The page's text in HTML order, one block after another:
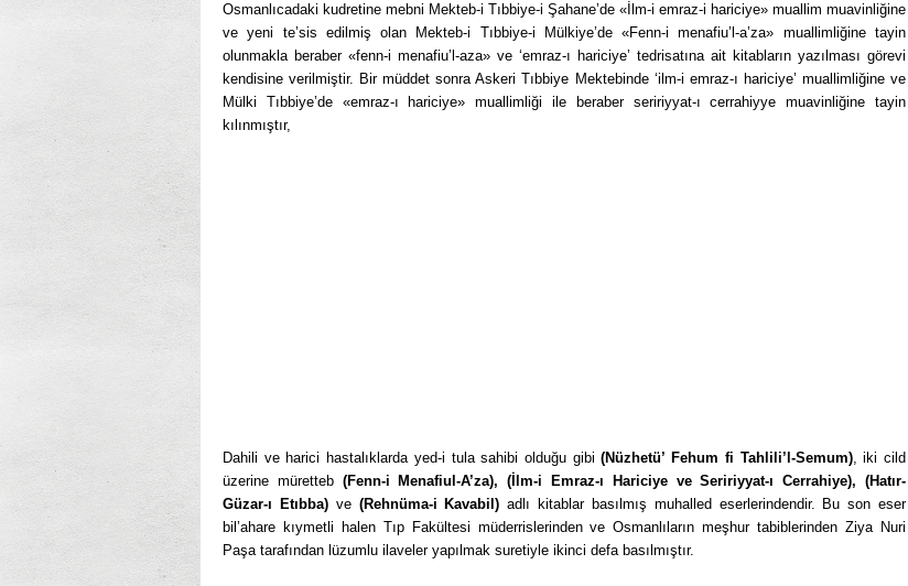
Osmanlıcadaki kudretine mebni Mekteb-i Tıbbiye-i Şahane’de «İlm-i emraz-i hariciye» muallim muavinliğine
ve yeni te’sis edilmiş olan Mekteb-i Tıbbiye-i Mülkiye’de «Fenn-i menafiu’l-a’za» muallimliğine tayin
olunmakla beraber «fenn-i menafiu’l-aza» ve ‘emraz-ı hariciye’ tedrisatına ait kitabların yazılması görevi
kendisine verilmiştir. Bir müddet sonra Askeri Tıbbiye Mektebinde ‘ilm-i emraz-ı hariciye’ muallimliğine ve
Mülki Tıbbiye’de «emraz-ı hariciye» muallimliği ile beraber seririyyat-ı cerrahiyye muavinliğine tayin
kılınmıştır,
Dahili ve harici hastalıklarda yed-i tula sahibi olduğu gibi(Nüzhetü’ Fehum fi Tahlili’l-Semum), iki cild
üzerine müretteb (Fenn-i Menafiul-A’za), (İlm-i Emraz-ı Hariciye ve Seririyyat-ı Cerrahiye), (Hatır-
Güzar-ı Etıbba)ve (Rehnüma-i Kavabil) adlı kitablar basılmış muhalled eserlerindendir. Bu son eser
bil’ahare kıymetli halen Tıp Fakültesi müderrislerinden ve Osmanlıların meşhur tabiblerinden Ziya Nuri
Paşa tarafından lüzumlu ilaveler yapılmak suretiyle ikinci defa basılmıştır.